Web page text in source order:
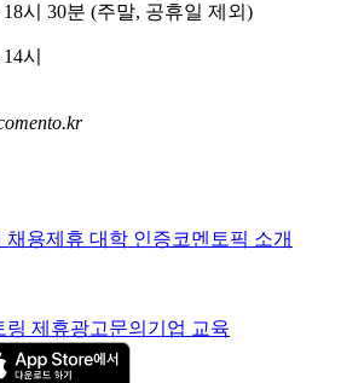
시 30분 (주말, 공휴일 제외)
시
채용제휴 대학 인증코멘토픽 소개
링 제휴광고문의 기업 교육